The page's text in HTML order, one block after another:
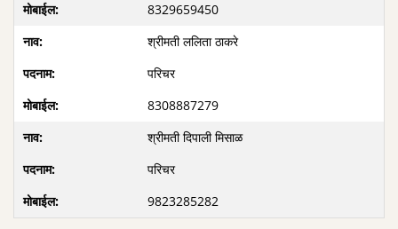
8329659450
श्रीमती ललिता ठाकरे
परिचर
8308887279
श्रीमती दिपाली मिसाळ
परिचर
9823285282